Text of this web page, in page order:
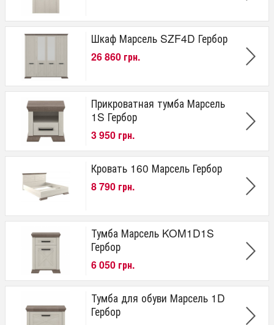
Шкаф Марсель SZF4D Гербор
26 860 грн.
Прикроватная тумба Марсель
1S Гербор
3 950 грн.
Кровать 160 Марсель Гербор
8 790 грн.
Тумба Марсель KOM1D1S
Гербор
6 050 грн.
Тумба для обуви Марсель 1D
Гербор